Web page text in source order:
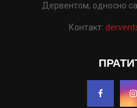
Дервентом, односно
Контакт: